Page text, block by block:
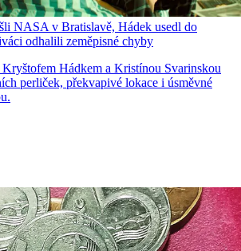
NASA v Bratislavě, Hádek usedl do
odhalili zeměpisné chyby
Hádkem a Kristínou Svarinskou
perliček, překvapivé lokace i úsměvné